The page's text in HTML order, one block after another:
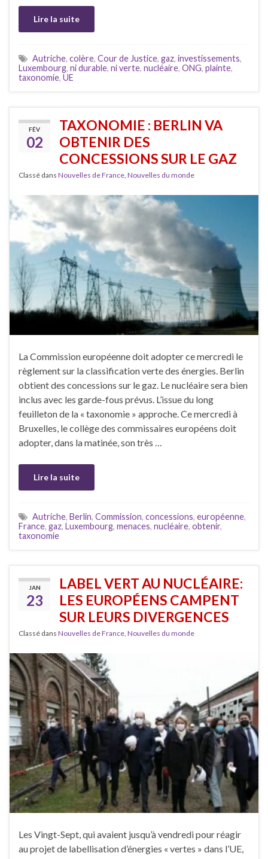
Lire la suite
Autriche, colère, Cour de Justice, gaz, investissements,
Luxembourg, ni durable, ni verte, nucléaire, ONG, plainte,
taxonomie, UE
FÉV
02
TAXONOMIE : BERLIN VA
OBTENIR DES
CONCESSIONS SUR LE GAZ
Classé dans Nouvelles de France Nouvelles du monde
La Commission européenne doit adopter ce mercredi le
règlement sur la classification verte des énergies. Berlin
obtient des concessions sur le gaz. Le nucléaire sera bien
inclus avec les garde-fous prévus. L’issue du long
feuilleton de la « taxonomie » approche. Ce mercredi à
Bruxelles, le collège des commissaires européens doit
adopter, dans la matinée, son très …
Lire la suite
Autriche, Berlin, Commission, concessions, européenne,
France, gaz, Luxembourg, menaces, nucléaire, obtenir,
taxonomie
JAN
23
LABEL VERT AU NUCLÉAIRE:
LES EUROPÉENS CAMPENT
SUR LEURS DIVERGENCES
Classé dans Nouvelles de France, Nouvelles du monde
Les Vingt-Sept, qui avaient jusqu’à vendredi pour réagir
au projet de labellisation d’énergies « vertes » dans l’UE,